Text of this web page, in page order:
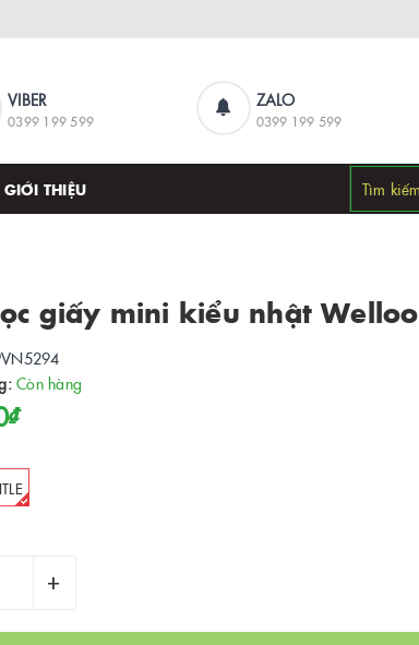
VIBER
0399 199 599
ZALO
0399 199 599
GIỚI THIỆU
giấy mini kiểu nhật Welloo
Còn hàng
+